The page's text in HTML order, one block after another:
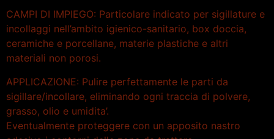
CAMPI DI IMPIEGO: Particolare indicato per sigillature e
incollaggi nell’ambito igienico-sanitario, box doccia,
ceramiche e porcellane, materie plastiche e altri
materiali non porosi.
APPLICAZIONE: Pulire perfettamente le parti da
sigillare/incollare, eliminando ogni traccia di polvere,
grasso, olio e umidita’.
Eventualmente proteggere con un apposito nastro